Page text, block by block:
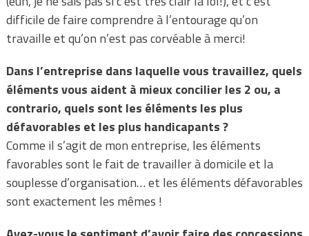
difficile de faire comprendre à l’entourage qu’on
travaille et qu’on n’est pas corvéable à merci!
Dans l’entreprise dans laquelle vous travaillez, quels
éléments vous aident à mieux concilier les 2 ou, a
contrario, quels sont les éléments les plus
défavorables et les plus handicapants ?
Comme il s’agit de mon entreprise, les éléments
favorables sont le fait de travailler à domicile et la
souplesse d’organisation… et les éléments défavorables
sont exactement les mêmes !